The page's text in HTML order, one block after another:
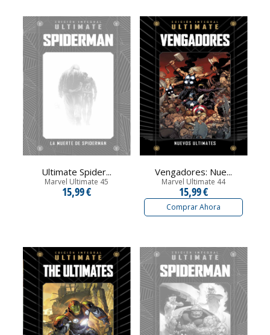
Ultimate Spider...
Marvel Ultimate 45
15,99 €
Vengadores: Nue...
Marvel Ultimate 44
15,99 €
Comprar Ahora